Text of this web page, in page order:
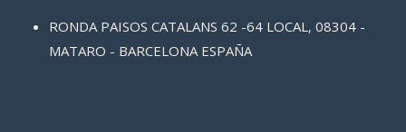
RONDA PAISOS CATALANS 62 -64 LOCAL, 08304 -
MATARO - BARCELONA ESPAÑA